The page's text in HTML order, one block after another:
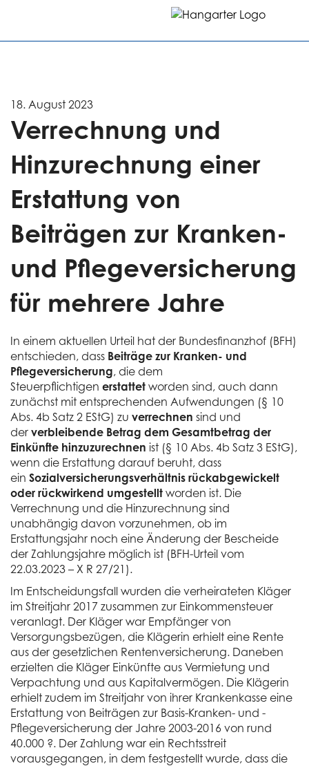
18. August 2023
Verrechnung und
Hinzu­rechnung einer
Erstattung von
Beiträgen zur Kranken-
und Pflege­versicherung
für mehrere Jahre
In einem aktuellen Urteil hat der Bundesfinanzhof (BFH)
entschieden, dass Beiträge zur Kranken- und
Pflegeversicherung, die dem
Steuerpflichtigen erstattet worden sind, auch dann
zunächst mit entsprechenden Aufwendungen (§ 10
Abs. 4b Satz 2 EStG) zu verrechnen sind und
der verbleibende Betrag dem Gesamtbetrag der
Einkünfte hinzuzurechnen ist (§ 10 Abs. 4b Satz 3 EStG),
wenn die Erstattung darauf beruht, dass
ein Sozialversicherungsverhältnis rückabgewickelt
oder rückwirkend umgestellt worden ist. Die
Verrechnung und die Hinzurechnung sind
unabhängig davon vorzunehmen, ob im
Erstattungsjahr noch eine Änderung der Bescheide
der Zahlungsjahre möglich ist (BFH-Urteil vom
22.03.2023 – X R 27/21).
Im Entscheidungsfall wurden die verheirateten Kläger
im Streitjahr 2017 zusammen zur Einkommensteuer
veranlagt. Der Kläger war Empfänger von
Versorgungsbezügen, die Klägerin erhielt eine Rente
aus der gesetzlichen Rentenversicherung. Daneben
erzielten die Kläger Einkünfte aus Vermietung und
Verpachtung und aus Kapitalvermögen. Die Klägerin
erhielt zudem im Streitjahr von ihrer Krankenkasse eine
Erstattung von Beiträgen zur Basis-Kranken- und -
Pflegeversicherung der Jahre 2003-2016 von rund
40.000 ?. Der Zahlung war ein Rechtsstreit
vorausgegangen, in dem festgestellt wurde, dass die